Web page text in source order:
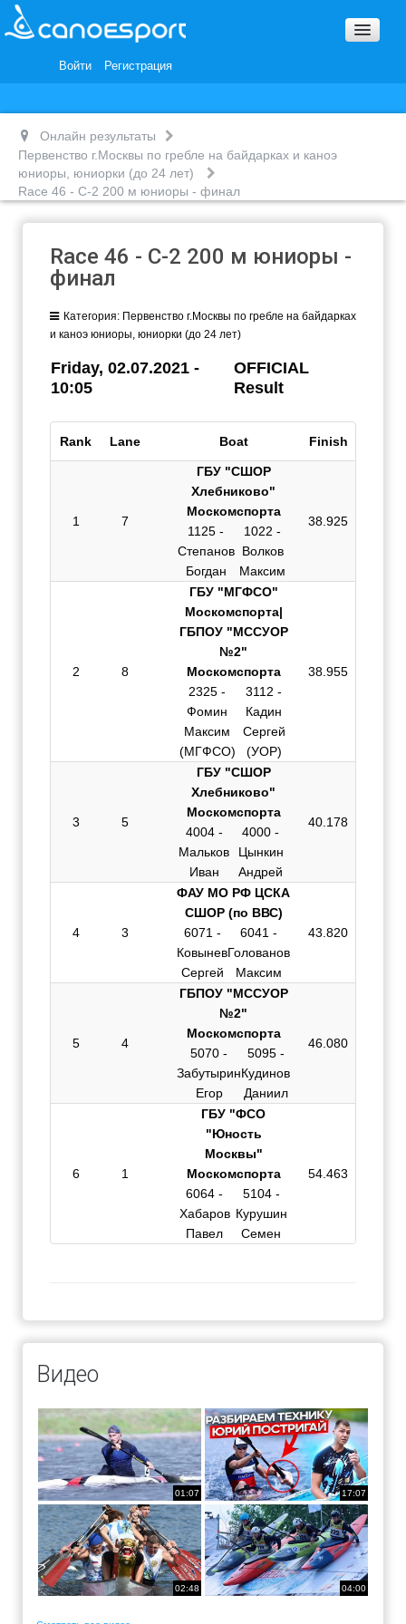
Войти Регистрация
Награды и Благодарности
Онлайн результаты
Первенство г.Москвы по гребле на байдарках и каноэ
юниоры, юниорки (до 24 лет)
Race 46 - С-2 200 м юниоры - финал
Race 46 - С-2 200 м юниоры -
финал
Категория: Первенство г.Москвы по гребле на байдарках
и каноэ юниоры, юниорки (до 24 лет)
Friday, 02.07.2021 -
10:05
OFFICIAL
Result
Rank Lane Boat Finish
1 7
ГБУ "СШОР
Хлебниково"
Москомспорта
1125 -
Степанов
Богдан
1022 -
Волков
Максим
38.925
2 8
ГБУ "МГФСО"
Москомспорта|
ГБПОУ "МССУОР
№2"
Москомспорта
2325 -
Фомин
Максим
(МГФСО)
3112 -
Кадин
Сергей
(УОР)
38.955
3 5
ГБУ "СШОР
Хлебниково"
Москомспорта
4004 -
Мальков
Иван
4000 -
Цынкин
Андрей
40.178
4 3
ФАУ МО РФ ЦСКА
СШОР (по ВВС)
6071 -
Ковынев
Сергей
6041 -
Голованов
Максим
43.820
5 4
ГБПОУ "МССУОР
№2"
Москомспорта
5070 -
Забутырин
Егор
5095 -
Кудинов
Даниил
46.080
6 1
ГБУ "ФСО
"Юность
Москвы"
Москомспорта
6064 -
Хабаров
Павел
5104 -
Курушин
Семен
54.463
Видео
01:07 17:07
02:48 04:00